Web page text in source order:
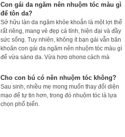
Con gái da ngăm nên nhuộm tóc màu gì
để tôn da?
Sở hữu làn da ngăm khỏe khoắn là một lợi thế
rất riêng, mang vẻ đẹp cá tính, hiện đại và đầy
sức sống. Tuy nhiên, không ít bạn gái vẫn băn
khoăn con gái da ngăm nên nhuộm tóc màu gì
để vừa sáng da. Vừa hợp phong cách mà
Cho con bú có nên nhuộm tóc không?
Sau sinh, nhiều mẹ mong muốn thay đổi diện
mạo để tự tin hơn, trong đó nhuộm tóc là lựa
chọn phổ biến.